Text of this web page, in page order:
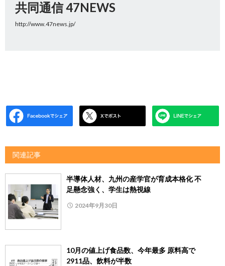
共同通信 47NEWS
http://www.47news.jp/
関連記事
半導体人材、九州の産学官が育成本格化 不
足懸念強く、学生は熱視線
2024年9月30日
10月の値上げ食品数、今年最多 原料高で
2911品、飲料が半数